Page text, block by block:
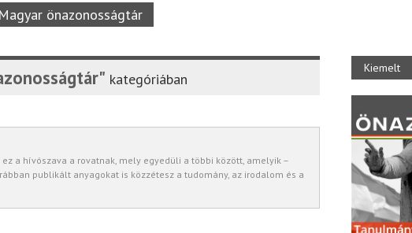
Magyar önazonosságtár
kategóriában
a hívószava a rovatnak, mely egyedüli a többi között, amelyik –
publikált anyagokat is közzétesz a tudomány, az irodalom és a
Kiemelt